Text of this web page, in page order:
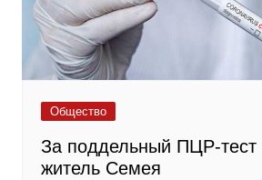
Общество
За поддельный ПЦР-тест
житель Семея